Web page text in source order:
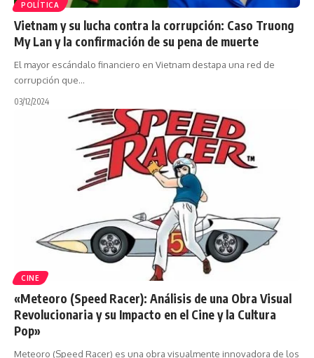
POLÍTICA
Vietnam y su lucha contra la corrupción: Caso Truong
My Lan y la confirmación de su pena de muerte
El mayor escándalo financiero en Vietnam destapa una red de
corrupción que…
03/12/2024
CINE
«Meteoro (Speed Racer): Análisis de una Obra Visual
Revolucionaria y su Impacto en el Cine y la Cultura
Pop»
Meteoro (Speed Racer) es una obra visualmente innovadora de los